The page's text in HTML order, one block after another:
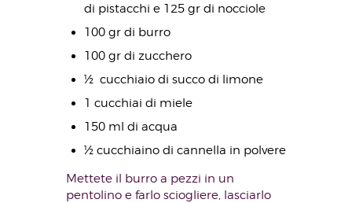
di pistacchi e 125 gr di nocciole
100 gr di burro
100 gr di zucchero
½ cucchiaio di succo di limone
1 cucchiai di miele
150 ml di acqua
½ cucchiaino di cannella in polvere
Mettete il burro a pezzi in un
pentolino e farlo sciogliere, lasciarlo